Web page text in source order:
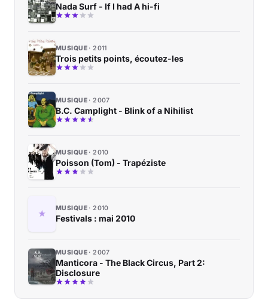
Nada Surf - If I had A hi-fi
MUSIQUE 2011
Trois petits points, écoutez-les
MUSIQUE 2007
B.C. Camplight - Blink of a Nihilist
MUSIQUE 2010
Poisson (Tom) - Trapéziste
MUSIQUE 2010
Festivals : mai 2010
MUSIQUE 2007
Manticora - The Black Circus, Part 2:
Disclosure